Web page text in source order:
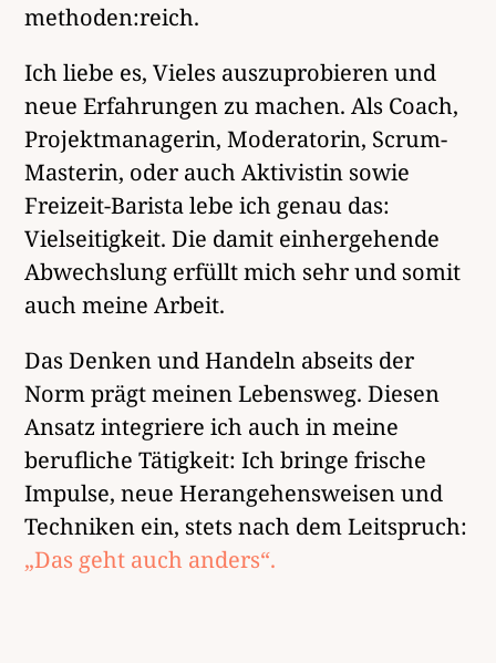
methoden:reich.
Ich liebe es, Vieles auszuprobieren und
neue Erfahrungen zu machen. Als Coach,
Projektmanagerin, Moderatorin, Scrum-
Masterin, oder auch Aktivistin sowie
Freizeit-Barista lebe ich genau das:
Vielseitigkeit. Die damit einhergehende
Abwechslung erfüllt mich sehr und somit
auch meine Arbeit.
Das Denken und Handeln abseits der
Norm prägt meinen Lebensweg. Diesen
Ansatz integriere ich auch in meine
berufliche Tätigkeit: Ich bringe frische
Impulse, neue Herangehensweisen und
Techniken ein, stets nach dem Leitspruch:
„Das geht auch anders“.